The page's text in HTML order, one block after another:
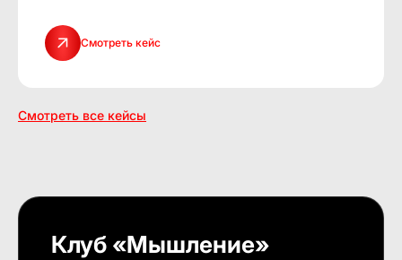
Смотреть кейс
Смотреть все кейсы
Клуб «Мышление»